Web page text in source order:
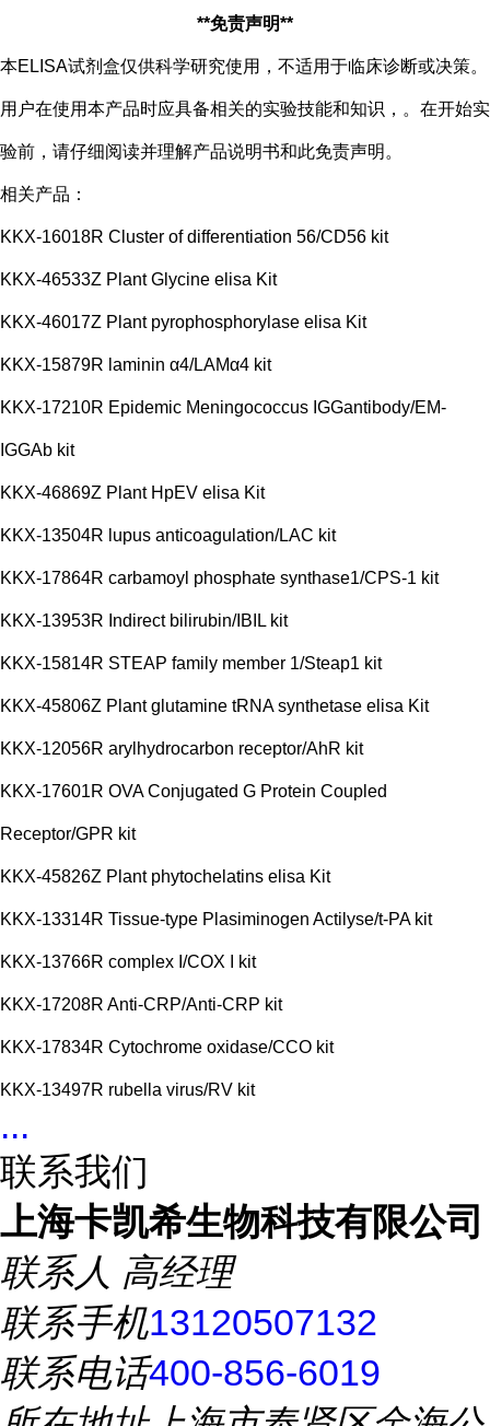
**免责声明**
本ELISA试剂盒仅供科学研究使用，不适用于临床诊断或决策。
用户在使用本产品时应具备相关的实验技能和知识，。在开始实
验前，请仔细阅读并理解产品说明书和此免责声明。
相关产品：
KKX-16018R Cluster of differentiation 56/CD56 kit
KKX-46533Z Plant Glycine elisa Kit
KKX-46017Z Plant pyrophosphorylase elisa Kit
KKX-15879R laminin α4/LAMα4 kit
KKX-17210R Epidemic Meningococcus IGGantibody/EM-
IGGAb kit
KKX-46869Z Plant HpEV elisa Kit
KKX-13504R lupus anticoagulation/LAC kit
KKX-17864R carbamoyl phosphate synthase1/CPS-1 kit
KKX-13953R Indirect bilirubin/IBIL kit
KKX-15814R STEAP family member 1/Steap1 kit
KKX-45806Z Plant glutamine tRNA synthetase elisa Kit
KKX-12056R arylhydrocarbon receptor/AhR kit
KKX-17601R OVA Conjugated G Protein Coupled
Receptor/GPR kit
KKX-45826Z Plant phytochelatins elisa Kit
KKX-13314R Tissue-type Plasiminogen Actilyse/t-PA kit
KKX-13766R complex I/COX I kit
KKX-17208R Anti-CRP/Anti-CRP kit
KKX-17834R Cytochrome oxidase/CCO kit
KKX-13497R rubella virus/RV kit
...
联系我们
上海卡凯希生物科技有限公司
联系人 高经理
联系手机13120507132
联系电话400-856-6019